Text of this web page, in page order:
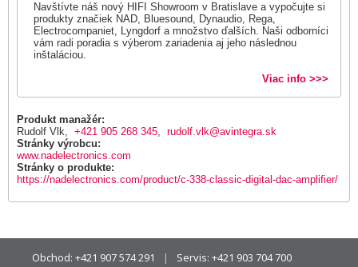
Navštívte náš nový HIFI Showroom v Bratislave a vypočujte si
produkty značiek NAD, Bluesound, Dynaudio, Rega,
Electrocompaniet, Lyngdorf a množstvo ďalších. Naši odborníci
vám radi poradia s výberom zariadenia aj jeho následnou
inštaláciou.
Viac info >>>
Produkt manažér:
Rudolf Vlk, +421 905 268 345, rudolf.vlk@avintegra.sk
Stránky výrobcu:
www.nadelectronics.com
Stránky o produkte:
https://nadelectronics.com/product/c-338-classic-digital-dac-amplifier/
Obchod: +421 907 574 291 Servis: +421 903 704 700